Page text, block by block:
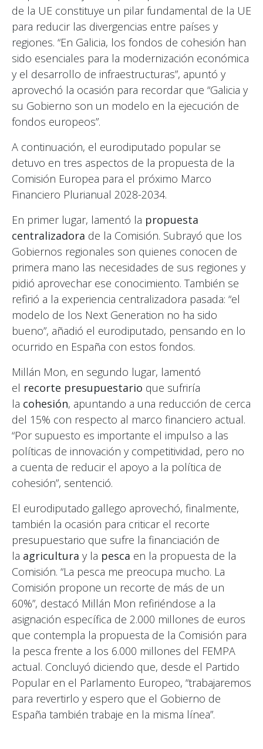
de la UE constituye un pilar fundamental de la UE
para reducir las divergencias entre países y
regiones. “En Galicia, los fondos de cohesión han
sido esenciales para la modernización económica
y el desarrollo de infraestructuras”, apuntó y
aprovechó la ocasión para recordar que “Galicia y
su Gobierno son un modelo en la ejecución de
fondos europeos”.
A continuación, el eurodiputado popular se
detuvo en tres aspectos de la propuesta de la
Comisión Europea para el próximo Marco
Financiero Plurianual 2028-2034.
En primer lugar, lamentó la propuesta
centralizadora de la Comisión. Subrayó que los
Gobiernos regionales son quienes conocen de
primera mano las necesidades de sus regiones y
pidió aprovechar ese conocimiento. También se
refirió a la experiencia centralizadora pasada: “el
modelo de los Next Generation no ha sido
bueno”, añadió el eurodiputado, pensando en lo
ocurrido en España con estos fondos.
Millán Mon, en segundo lugar, lamentó
el recorte presupuestario que sufriría
la cohesión, apuntando a una reducción de cerca
del 15% con respecto al marco financiero actual.
“Por supuesto es importante el impulso a las
políticas de innovación y competitividad, pero no
a cuenta de reducir el apoyo a la política de
cohesión”, sentenció.
El eurodiputado gallego aprovechó, finalmente,
también la ocasión para criticar el recorte
presupuestario que sufre la financiación de
la agricultura y la pesca en la propuesta de la
Comisión. “La pesca me preocupa mucho. La
Comisión propone un recorte de más de un
60%”, destacó Millán Mon refiriéndose a la
asignación específica de 2.000 millones de euros
que contempla la propuesta de la Comisión para
la pesca frente a los 6.000 millones del FEMPA
actual. Concluyó diciendo que, desde el Partido
Popular en el Parlamento Europeo, “trabajaremos
para revertirlo y espero que el Gobierno de
España también trabaje en la misma línea”.